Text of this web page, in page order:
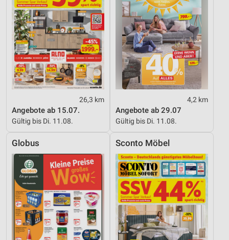
26,3 km
Angebote ab 15.07.
Gültig bis Di. 11.08.
4,2 km
Angebote ab 29.07
Gültig bis Di. 11.08.
Globus Sconto Möbel